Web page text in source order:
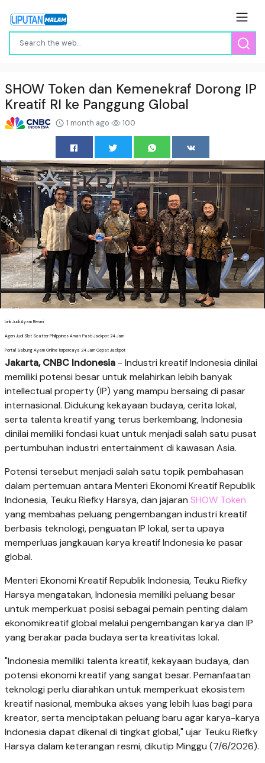
SHOW Token dan Kemenekraf Dorong IP
Kreatif RI ke Panggung Global
1 month ago 100
Link Judi Ayam Resmi
Agen Judi Slot Scatter Philippines Aman Pasti Jackpot 24 Jam
Portal Sabung Ayam Online Terpercaya 24 Jam Cepat Jackpot
Jakarta, CNBC Indonesia - Industri kreatif Indonesia dinilai
memiliki potensi besar untuk melahirkan lebih banyak
intellectual property (IP) yang mampu bersaing di pasar
internasional. Didukung kekayaan budaya, cerita lokal,
serta talenta kreatif yang terus berkembang, Indonesia
dinilai memiliki fondasi kuat untuk menjadi salah satu pusat
pertumbuhan industri entertainment di kawasan Asia.
Potensi tersebut menjadi salah satu topik pembahasan
dalam pertemuan antara Menteri Ekonomi Kreatif Republik
Indonesia, Teuku Riefky Harsya, dan jajaran SHOW Token
yang membahas peluang pengembangan industri kreatif
berbasis teknologi, penguatan IP lokal, serta upaya
memperluas jangkauan karya kreatif Indonesia ke pasar
global.
Menteri Ekonomi Kreatif Republik Indonesia, Teuku Riefky
Harsya mengatakan, Indonesia memiliki peluang besar
untuk memperkuat posisi sebagai pemain penting dalam
ekonomikreatif global melalui pengembangan karya dan IP
yang berakar pada budaya serta kreativitas lokal.
"Indonesia memiliki talenta kreatif, kekayaan budaya, dan
potensi ekonomi kreatif yang sangat besar. Pemanfaatan
teknologi perlu diarahkan untuk memperkuat ekosistem
kreatif nasional, membuka akses yang lebih luas bagi para
kreator, serta menciptakan peluang baru agar karya-karya
Indonesia dapat dikenal di tingkat global," ujar Teuku Riefky
Harsya dalam keterangan resmi, dikutip Minggu (7/6/2026).